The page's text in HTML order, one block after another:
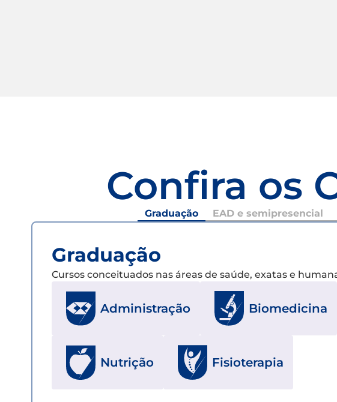
Confira os
Graduação EAD e semipresencial
Graduação
Cursos conceituados nas áreas de saúde, exatas e
Administração Biomedicina
Nutrição Fisioterapia